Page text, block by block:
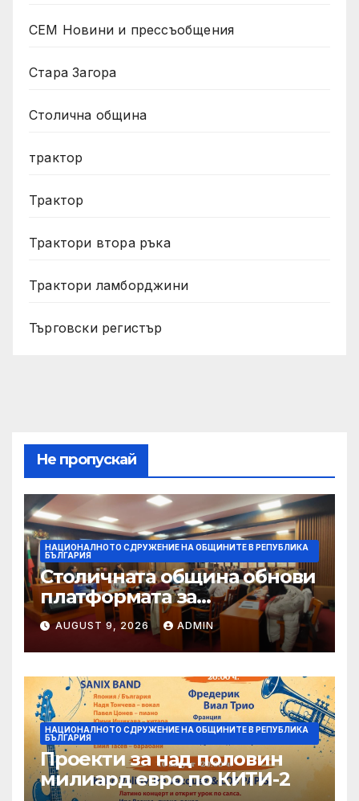
СЕМ Новини и прессъобщения
Стара Загора
Столична община
трактор
Трактор
Трактори втора ръка
Трактори ламборджини
Търговски регистър
Не пропускай
НАЦИОНАЛНОТО СДРУЖЕНИЕ НА ОБЩИНИТЕ В РЕПУБЛИКА
БЪЛГАРИЯ
Столичната община обнови
платформата за
граждански сигнали Call
Sofia
AUGUST 9, 2026 ADMIN
НАЦИОНАЛНОТО СДРУЖЕНИЕ НА ОБЩИНИТЕ В РЕПУБЛИКА
БЪЛГАРИЯ
Проекти за над половин
милиард евро по КИТИ-2